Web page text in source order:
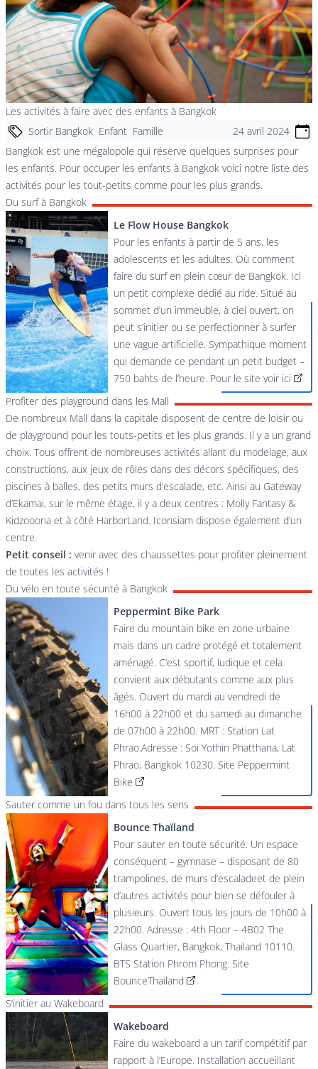
Les activités à faire avec des enfants à Bangkok
Sortir Bangkok Enfant Famille
24 avril 2024
Bangkok est une mégalopole qui réserve quelques surprises pour
les enfants. Pour occuper les enfants à Bangkok voici notre liste des
activités pour les tout-petits comme pour les plus grands.
Du surf à Bangkok
Le Flow House Bangkok
Pour les enfants à partir de 5 ans, les
adolescents et les adultes. Où comment
faire du surf en plein cœur de Bangkok. Ici
un petit complexe dédié au ride. Situé au
sommet d’un immeuble, à ciel ouvert, on
peut s’initier ou se perfectionner à surfer
une vague artificielle. Sympathique moment
qui demande ce pendant un petit budget –
750 bahts de l’heure. Pour le site voir ici
Profiter des playground dans les Mall
De nombreux Mall dans la capitale disposent de centre de loisir ou
de playground pour les touts-petits et les plus grands. Il y a un grand
choix. Tous offrent de nombreuses activités allant du modelage, aux
constructions, aux jeux de rôles dans des décors spécifiques, des
piscines à balles, des petits murs d’escalade, etc. Ainsi au Gateway
d’Ekamai, sur le même étage, il y a deux centres : Molly Fantasy &
Kidzooona et à côté HarborLand. Iconsiam dispose également d’un
centre.
Petit conseil : venir avec des chaussettes pour profiter pleinement
de toutes les activités !
Du vélo en toute sécurité à Bangkok
Peppermint Bike Park
Faire du mountain bike en zone urbaine
mais dans un cadre protégé et totalement
aménagé. C’est sportif, ludique et cela
convient aux débutants comme aux plus
âgés. Ouvert du mardi au vendredi de
16h00 à 22h00 et du samedi au dimanche
de 07h00 à 22h00. MRT : Station Lat
Phrao.Adresse : Soi Yothin Phatthana, Lat
Phrao, Bangkok 10230. Site Peppermint
Bike
Sauter comme un fou dans tous les sens
Bounce Thaïland
Pour sauter en toute sécurité. Un espace
conséquent – gymnase – disposant de 80
trampolines, de murs d’escaladeet de plein
d’autres activités pour bien se défouler à
plusieurs. Ouvert tous les jours de 10h00 à
22h00. Adresse : 4th Floor – 4B02 The
Glass Quartier, Bangkok, Thailand 10110.
BTS Station Phrom Phong. Site
BounceThailand
S’initier au Wakeboard
Wakeboard
Faire du wakeboard a un tarif compétitif par
rapport à l’Europe. Installation accueillant